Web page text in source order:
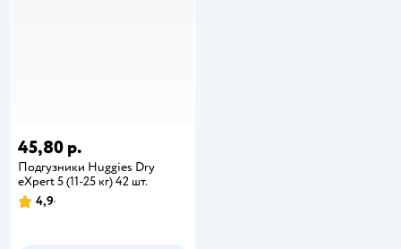
45,80 р.
Подгузники Huggies Dry
eXpert 5 (11-25 кг) 42 шт.
4,9